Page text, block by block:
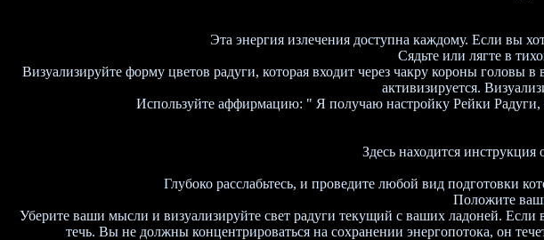
Эта энергия излечения доступна каждому. Если вы
Сядьте или лягте в
Визуализируйте форму цветов радуги, которая входит через чакру короны головы
активизируется.
Используйте аффирмацию: " Я получаю настройку Рейки Радуги,
Здесь находится инструкция
Глубоко расслабьтесь, и проведите любой вид подготовки
Положите
Уберите ваши мысли и визуализируйте свет радуги текущий с ваших ладоней.
течь. Вы не должны концентрироваться на сохранении энергопотока, он